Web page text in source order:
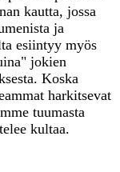
kautta, jossa
ja
esiintyy myös
jokien
Koska
harkitsevat
tuumasta
kultaa.